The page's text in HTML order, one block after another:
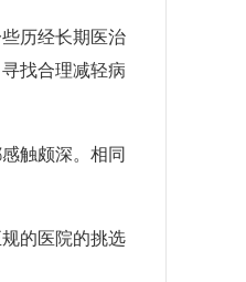
历经长期医治
找合理减轻病
触颇深。相同
的医院的挑选